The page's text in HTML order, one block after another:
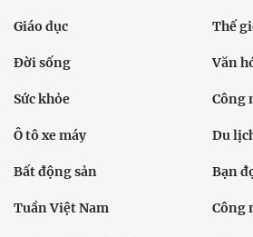
Giáo dục Thế
Đời sống Văn
Sức khỏe Công
Ô tô xe máy Du
Bất động sản Bạn
Tuần Việt Nam Công